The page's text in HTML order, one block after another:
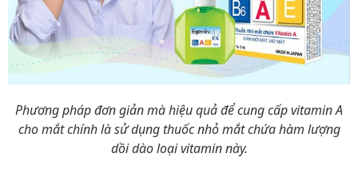
Phương pháp đơn giản mà hiệu quả để cung cấp vitamin A
cho mắt chính là sử dụng thuốc nhỏ mắt chứa hàm lượng
dồi dào loại vitamin này.